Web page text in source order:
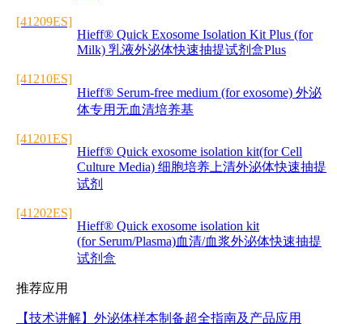
[41209ES]
Hieff® Quick Exosome Isolation Kit Plus (for
Milk) 乳液外泌体快速抽提试剂盒Plus
[41210ES]
Hieff® Serum-free medium (for exosome) 外泌
体专用无血清培养基
[41201ES]
Hieff® Quick exosome isolation kit(for Cell
Culture Media) 细胞培养上清外泌体快速抽提
试剂
[41202ES]
Hieff® Quick exosome isolation kit
(for Serum/Plasma)血清/血浆外泌体快速抽提
试剂盒
推荐应用
【技术讲解】 外泌体样本制备超全指南及产品应用